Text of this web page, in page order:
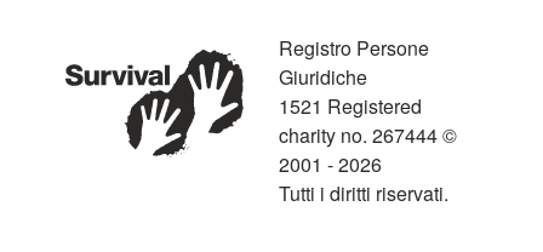
Registro Persone
Giuridiche
1521 Registered
charity no. 267444 ©
2001 - 2026
Tutti i diritti riservati.